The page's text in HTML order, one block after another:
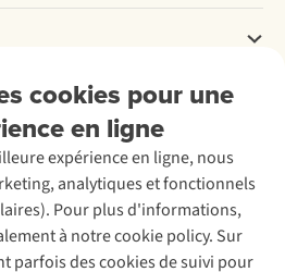
cookies pour une
en ligne
expérience en ligne, nous
analytiques et fonctionnels
Pour plus d'informations,
à notre cookie policy. Sur
parfois des cookies de suivi pour